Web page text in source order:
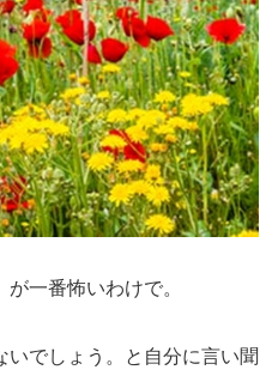
一番怖いわけで。
でしょう。と自分に言い聞